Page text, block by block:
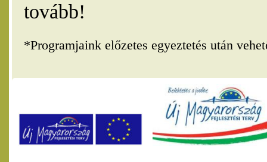
tovább!
*Programjaink előzetes egyeztetés után